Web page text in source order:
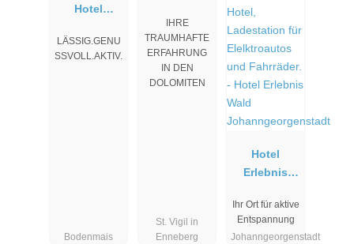
Hotel
LÄSSIG.GENU
SSVOLL.AKTIV.
Bodenmais
IHRE
TRAUMHAFTE
ERFAHRUNG
IN DEN
DOLOMITEN
St. Vigil in
Enneberg
Hotel
Erlebnis
Johanngeor
genstadt
Ihr Ort für aktive
Entspannung
Johanngeorgenstadt